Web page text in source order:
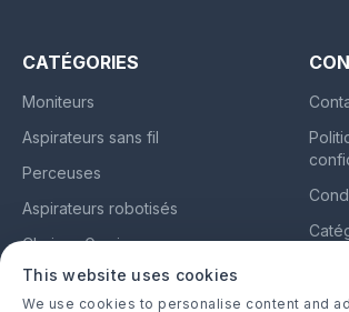
This website uses cookies
We use cookies to personalise content and
CATÉGORIES
Moniteurs
Aspirateurs sans fil
Perceuses
Aspirateurs robotisés
Chaises Gaming
Oreillettes